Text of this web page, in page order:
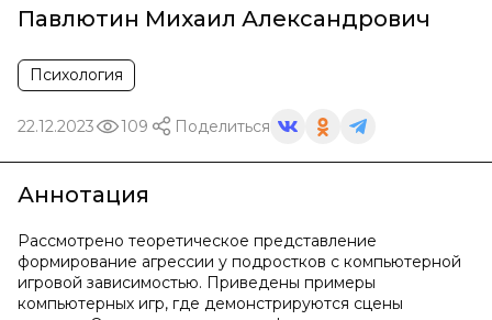
Павлютин Михаил Александрович
Психология
22.12.2023 109 Поделиться
Аннотация
Рассмотрено теоретическое представление
формирование агрессии у подростков с компьютерной
игровой зависимостью. Приведены примеры
компьютерных игр, где демонстрируются сцены